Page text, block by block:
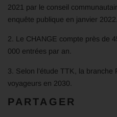
2021 par le conseil
enquête publique en janvier 2022.
2. Le CHANGE compte près de
000 entrées par an.
3. Selon l’étude TTK, la branche
voyageurs en 2030.
PARTAGER